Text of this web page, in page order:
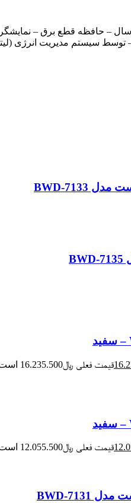
در سال) مصرف آب 10600 (کیلووات ساعت در
قیمت فعلی ﷼16.235.500 است.
قیمت فعلی ﷼12.055.500 است.